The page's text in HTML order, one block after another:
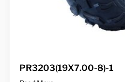
PR3203(19X7.00-8)-1